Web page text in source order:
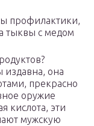
профилактики,
тыквы с медом
издавна, она
прекрасно
оружие
кислота, эти
мужскую